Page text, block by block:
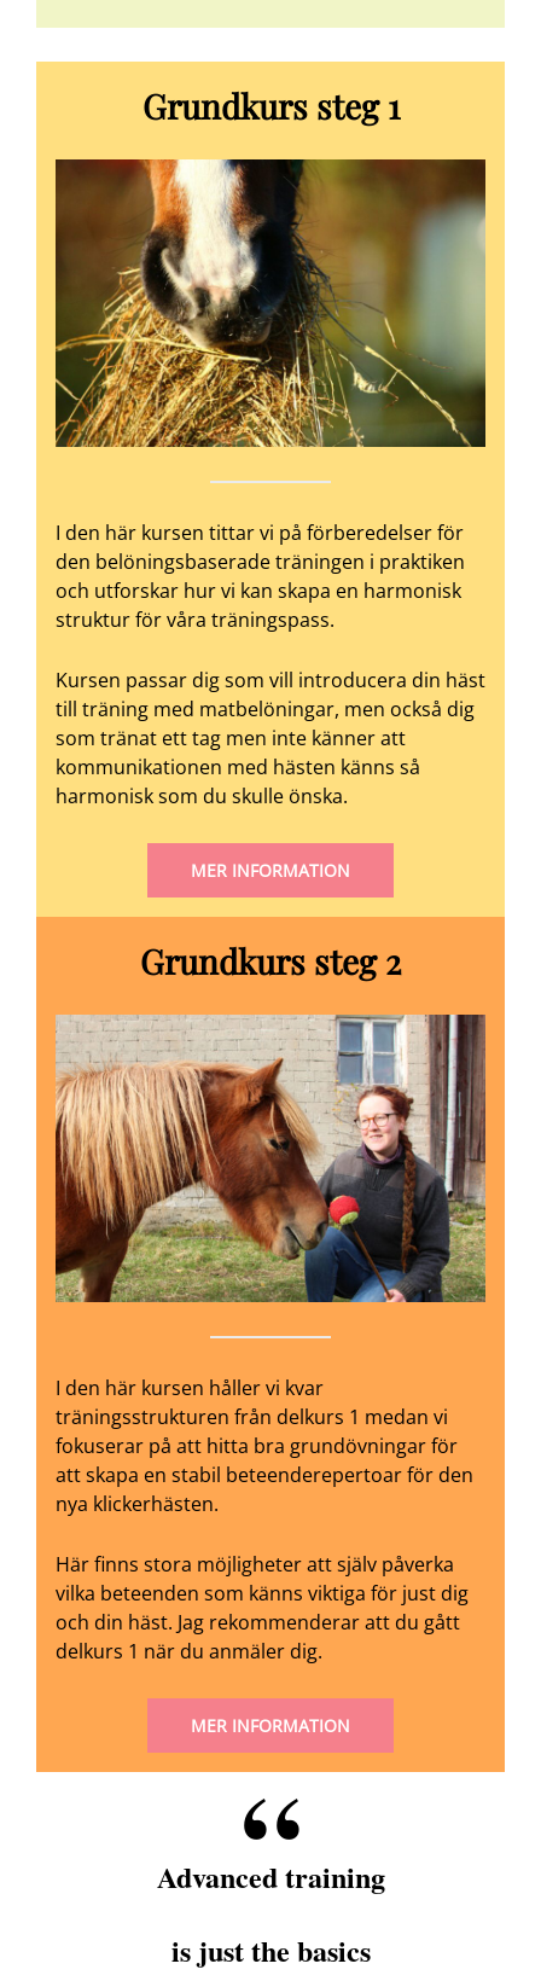
Grundkurs steg 1
I den här kursen tittar vi på förberedelser för
den belöningsbaserade träningen i praktiken
och utforskar hur vi kan skapa en harmonisk
struktur för våra träningspass.
Kursen passar dig som vill introducera din häst
till träning med matbelöningar, men också dig
som tränat ett tag men inte känner att
kommunikationen med hästen känns så
harmonisk som du skulle önska.
MER INFORMATION
Grundkurs steg 2
I den här kursen håller vi kvar
träningsstrukturen från delkurs 1 medan vi
fokuserar på att hitta bra grundövningar för
att skapa en stabil beteenderepertoar för den
nya klickerhästen.
Här finns stora möjligheter att själv påverka
vilka beteenden som känns viktiga för just dig
och din häst. Jag rekommenderar att du gått
delkurs 1 när du anmäler dig.
MER INFORMATION
Advanced training
is just the basics